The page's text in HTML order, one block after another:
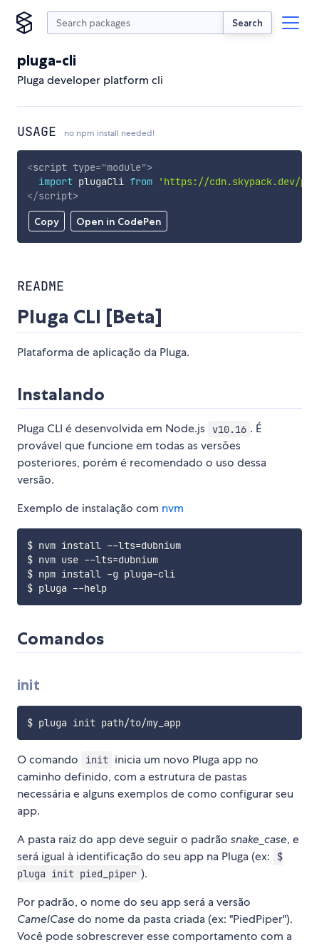
Search
pluga-cli
Pluga developer platform cli
USAGE no npm install needed!
Copy Open in CodePen
<script type="module">
import plugaCli from
'https://cdn.skypack.dev/
</script>
README
Pluga CLI [Beta]
Plataforma de aplicação da Pluga.
Instalando
Pluga CLI é desenvolvida em Node.js v10.16 . É
provável que funcione em todas as versões
posteriores, porém é recomendado o uso dessa
versão.
Exemplo de instalação com nvm
$ nvm install --lts=dubnium
$ nvm use --lts=dubnium
$ npm install -g pluga-cli
$ pluga --help
Comandos
init
$ pluga init path/to/my_app
O comando init inicia um novo Pluga app no
caminho definido, com a estrutura de pastas
necessária e alguns exemplos de como configurar seu
app.
A pasta raiz do app deve seguir o padrão snake_case, e
será igual à identificação do seu app na Pluga (ex:
$
pluga init pied_piper ).
Por padrão, o nome do seu app será a versão
CamelCasedo nome da pasta criada (ex: "PiedPiper").
Você pode sobrescrever esse comportamento com a